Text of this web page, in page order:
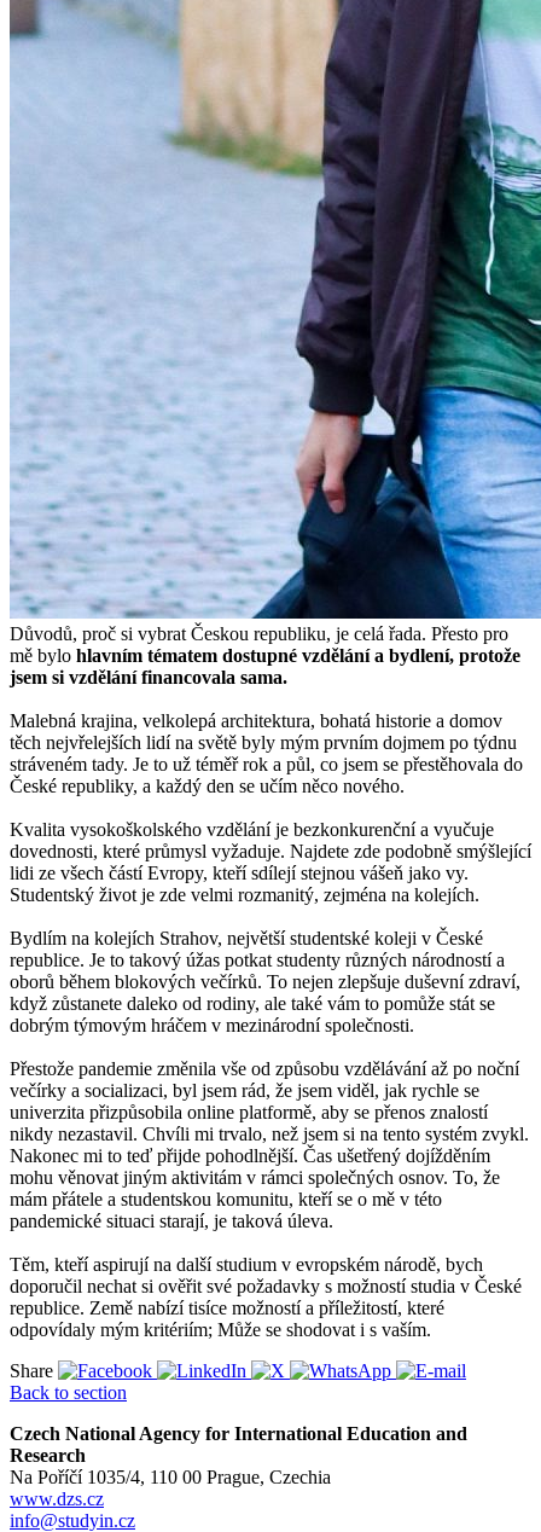
Důvodů, proč si vybrat Českou republiku, je celá řada. Přesto pro
mě bylo hlavním tématem dostupné vzdělání a bydlení, protože
jsem si vzdělání financovala sama.
Malebná krajina, velkolepá architektura, bohatá historie a domov
těch nejvřelejších lidí na světě byly mým prvním dojmem po týdnu
stráveném tady. Je to už téměř rok a půl, co jsem se přestěhovala do
České republiky, a každý den se učím něco nového.
Kvalita vysokoškolského vzdělání je bezkonkurenční a vyučuje
dovednosti, které průmysl vyžaduje. Najdete zde podobně smýšlející
lidi ze všech částí Evropy, kteří sdílejí stejnou vášeň jako vy.
Studentský život je zde velmi rozmanitý, zejména na kolejích.
Bydlím na kolejích Strahov, největší studentské koleji v České
republice. Je to takový úžas potkat studenty různých národností a
oborů během blokových večírků. To nejen zlepšuje duševní zdraví,
když zůstanete daleko od rodiny, ale také vám to pomůže stát se
dobrým týmovým hráčem v mezinárodní společnosti.
Přestože pandemie změnila vše od způsobu vzdělávání až po noční
večírky a socializaci, byl jsem rád, že jsem viděl, jak rychle se
univerzita přizpůsobila online platformě, aby se přenos znalostí
nikdy nezastavil. Chvíli mi trvalo, než jsem si na tento systém zvykl.
Nakonec mi to teď přijde pohodlnější. Čas ušetřený dojížděním
mohu věnovat jiným aktivitám v rámci společných osnov. To, že
mám přátele a studentskou komunitu, kteří se o mě v této
pandemické situaci starají, je taková úleva.
Těm, kteří aspirují na další studium v evropském národě, bych
doporučil nechat si ověřit své požadavky s možností studia v České
republice. Země nabízí tisíce možností a příležitostí, které
odpovídaly mým kritériím; Může se shodovat i s vaším.
Share
Back to section
Czech National Agency for International Education and
Research
Na Poříčí 1035/4, 110 00 Prague, Czechia
www.dzs.cz
info@studyin.cz